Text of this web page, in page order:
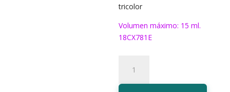
tricolor
Volumen máximo: 15 ml.
18CX781E
Tinta
EcoInk